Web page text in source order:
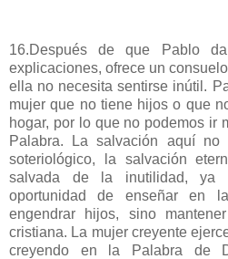
16.Después de que Pablo
explicaciones, ofrece un
ella no necesita sentirse inútil.
mujer que no tiene hijos o que
hogar, por lo que no podemos ir
Palabra. La salvación aquí
soteriológico, la salvación
salvada de la inutilidad,
oportunidad de enseñar en
engendrar hijos, sino
cristiana. La mujer creyente
creyendo en la Palabra de